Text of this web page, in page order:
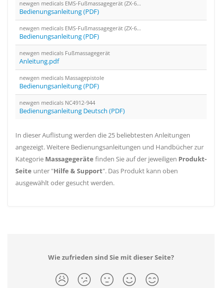
newgen medicals EMS-Fußmassagegerät (ZX-6822)
Bedienungsanleitung (PDF)
newgen medicals EMS-Fußmassagegerät (ZX-6822)
Bedienungsanleitung (PDF)
newgen medicals Fußmassagegerät
Anleitung.pdf
newgen medicals Massagepistole
Bedienungsanleitung (PDF)
newgen medicals NC4912-944
Bedienungsanleitung Deutsch (PDF)
In dieser Auflistung werden die 25 beliebtesten Anleitungen
angezeigt. Weitere Bedienungsanleitungen und Handbücher zur
Kategorie Massagegeräte finden Sie auf der jeweiligen Produkt-
Seite unter "Hilfe & Support". Das Produkt kann oben
ausgewählt oder gesucht werden.
Wie zufrieden sind Sie mit dieser Seite?